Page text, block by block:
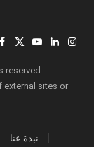
Facebook
X
YouTube
LinkedIn
reserved.
external sites or
نبذة عنا